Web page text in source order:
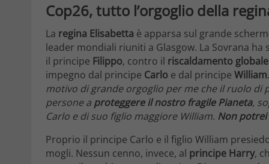
Cop26, tutto l’orgoglio della
La regina Elisabetta è apparsa sul grande
leader mondiali riuniti a Glasgow. La Sovrana
il principe Filippo, contro il riscaldamento globale
impegno dal principe Carlo e dal principe William
motivo di grande orgoglio per me che il ruolo di
persone a proteggere il nostro fragile Pianeta,
Carlo e di suo figlio maggiore William. Non potrei
Proprio il principe Carlo e il figlio William
mogli. Nessun cenno, invece, al principe Harry,